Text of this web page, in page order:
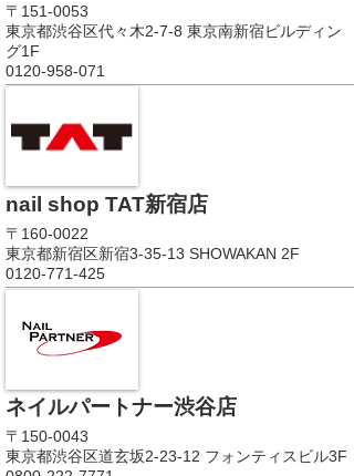
〒151-0053
東京都渋谷区代々木2-7-8 東京南新宿ビルディン
グ1F
0120-958-071
nail shop TAT新宿店
〒160-0022
東京都新宿区新宿3-35-13 SHOWAKAN 2F
0120-771-425
ネイルパートナー渋谷店
〒150-0043
東京都渋谷区道玄坂2-23-12 フォンティスビル3F